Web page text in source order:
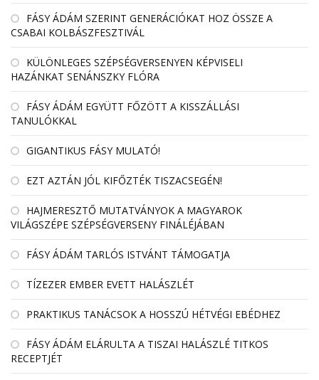
FÁSY ÁDÁM SZERINT GENERÁCIÓKAT HOZ ÖSSZE A
CSABAI KOLBÁSZFESZTIVÁL
KÜLÖNLEGES SZÉPSÉGVERSENYEN KÉPVISELI
HAZÁNKAT SENÁNSZKY FLÓRA
FÁSY ÁDÁM EGYÜTT FŐZÖTT A KISSZÁLLÁSI
TANULÓKKAL
GIGANTIKUS FÁSY MULATÓ!
EZT AZTÁN JÓL KIFŐZTÉK TISZACSEGÉN!
HAJMERESZTŐ MUTATVÁNYOK A MAGYAROK
VILÁGSZÉPE SZÉPSÉGVERSENY FINÁLÉJÁBAN
FÁSY ÁDÁM TARLÓS ISTVÁNT TÁMOGATJA
TÍZEZER EMBER EVETT HALÁSZLÉT
PRAKTIKUS TANÁCSOK A HOSSZÚ HÉTVÉGI EBÉDHEZ
FÁSY ÁDÁM ELÁRULTA A TISZAI HALÁSZLÉ TITKOS
RECEPTJÉT